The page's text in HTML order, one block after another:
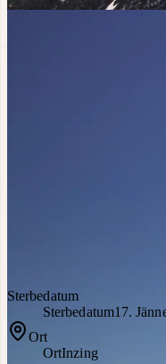
Sterbedatum
Sterbedatum17.
Ort
OrtInzing